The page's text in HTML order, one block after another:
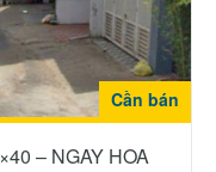
Cần bán
– NGAY HOA